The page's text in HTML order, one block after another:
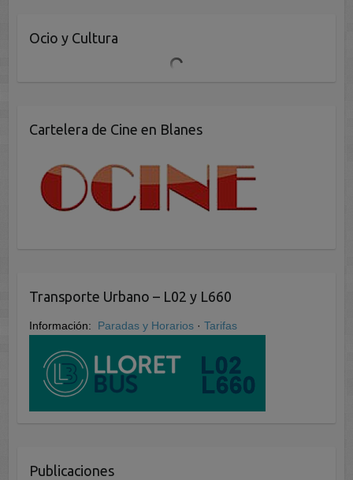
Ocio y Cultura
Cartelera de Cine en Blanes
Transporte Urbano – L02 y L660
Información: Paradas y Horarios · Tarifas
Publicaciones